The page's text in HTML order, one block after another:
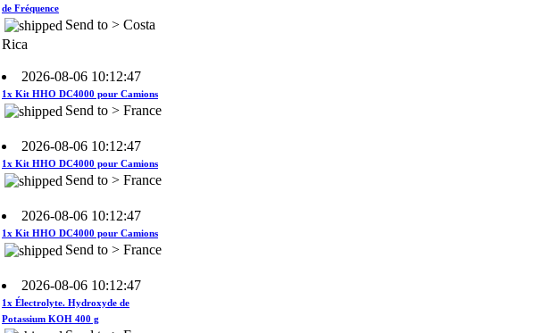
Rica
2026-08-06 10:12:47
Send to > France
2026-08-06 10:12:47
Send to > France
2026-08-06 10:12:47
Send to > France
2026-08-06 10:12:47
Potassium KOH 400 g
Send to > France